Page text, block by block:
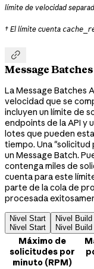
límite de velocidad
† El límite cuenta

Message
La Message Batches
velocidad que se
incluyen un límite de
endpoints de la API y
lotes que pueden
tiempo. Una
un Message Batch.
contenga miles de
cuenta para este
parte de la cola de
procesada
Nivel Start
Nivel Start
Nivel Build
Nivel Build
Máximo de
solicitudes por
minuto (RPM)